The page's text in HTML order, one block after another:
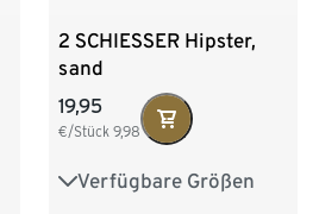
2 SCHIESSER Hipster,
sand
19,95
€/Stück9,98
Verfügbare Größen
36 38 40 42